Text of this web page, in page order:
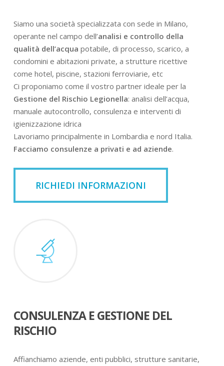
Siamo una società specializzata con sede in Milano,
operante nel campo dell’analisi e controllo della
qualità dell’acqua potabile, di processo, scarico, a
condomini e abitazioni private, a strutture ricettive
come hotel, piscine, stazioni ferroviarie, etc
Ci proponiamo come il vostro partner ideale per la
Gestione del Rischio Legionella: analisi dell’acqua,
manuale autocontrollo, consulenza e interventi di
igienizzazione idrica
Lavoriamo principalmente in Lombardia e nord Italia.
Facciamo consulenze a privati e ad aziende.
RICHIEDI INFORMAZIONI
CONSULENZA E GESTIONE DEL
RISCHIO
Affianchiamo aziende, enti pubblici, strutture sanitarie,